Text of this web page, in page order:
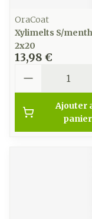
OraCoat
Xylimelts S/
2x20
13,98 €
Ajouter
panier